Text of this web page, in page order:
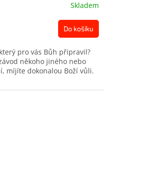
Skladem
Do košíku
pro vás Bůh připravil?
někoho jiného nebo
míjíte dokonalou Boží vůli.